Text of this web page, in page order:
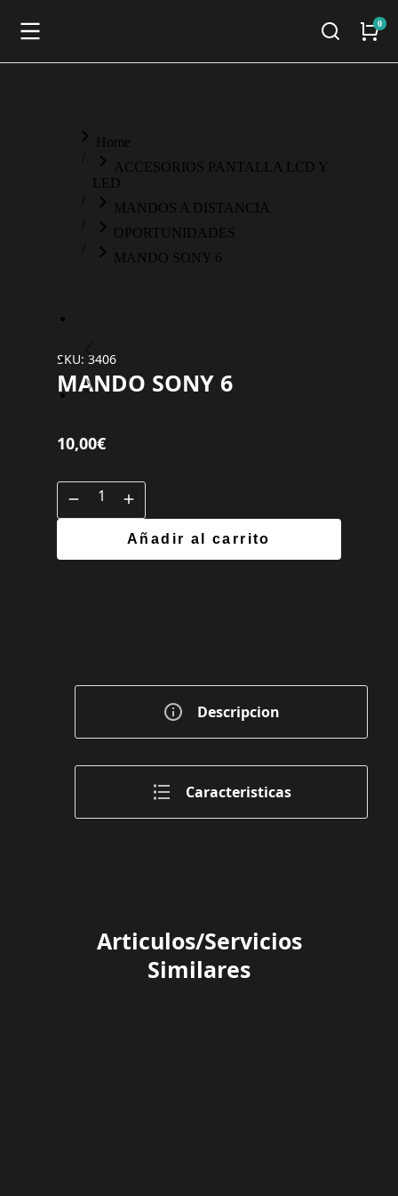
You are here:
Home
ACCESORIOS PANTALLA LCD Y
LED
MANDOS A DISTANCIA
OPORTUNIDADES
MANDO SONY 6
SKU: 3406
MANDO SONY 6
10,00€
Añadir al carrito
Descripcion
Caracteristicas
Articulos/Servicios
Similares